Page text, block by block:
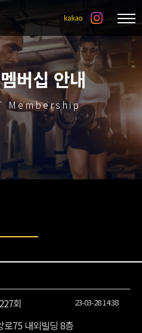
버십 안내
Membership
회 23-03-28 14:38
로75 내외빌딩 8층